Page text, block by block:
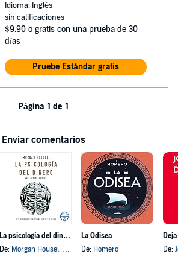
Idioma: Inglés
sin calificaciones
$9.90 o gratis con una prueba de 30
días
Pruebe Estándar gratis
Página 1 de 1
Enviar comentarios
La psicología del dinero
De: Morgan Housel, y otros
La Odisea
De: Homero
De: